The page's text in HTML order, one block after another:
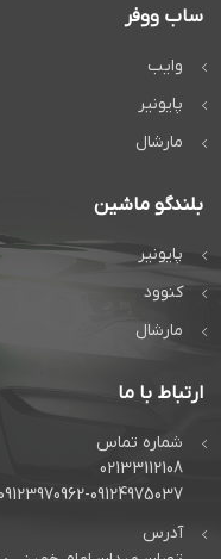
ساب ووفر
وایب
پایونیر
مارشال
بلندگو ماشین
پایونیر
کنوود
مارشال
ارتباط با ما
شماره تماس
02133112108
09124975037
آدرس